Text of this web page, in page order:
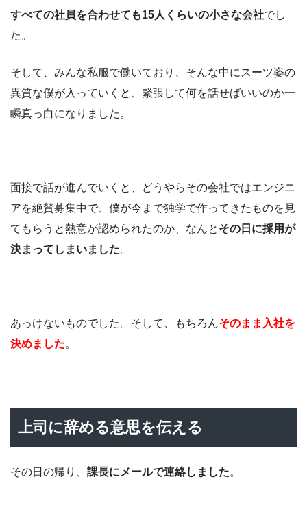
すべての社員を合わせても15人くらいの小さな会社でし
た。
そして、みんな私服で働いており、そんな中にスーツ姿の
異質な僕が入っていくと、緊張して何を話せばいいのか一
瞬真っ白になりました。
面接で話が進んでいくと、どうやらその会社ではエンジニ
アを絶賛募集中で、僕が今まで独学で作ってきたものを見
てもらうと熱意が認められたのか、なんと その日に採用が
決まってしまいました。
あっけないものでした。そして、もちろんそのまま入社を
決めました。
上司に辞める意思を伝える
その日の帰り、 課長にメールで連絡しました。